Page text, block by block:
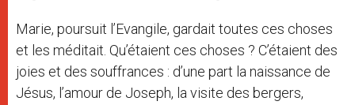
Marie, poursuit l’Evangile, gardait toutes ces choses
et les méditait. Qu’étaient ces choses ? C’étaient des
joies et des souffrances : d’une part la naissance de
Jésus, l’amour de Joseph, la visite des bergers,